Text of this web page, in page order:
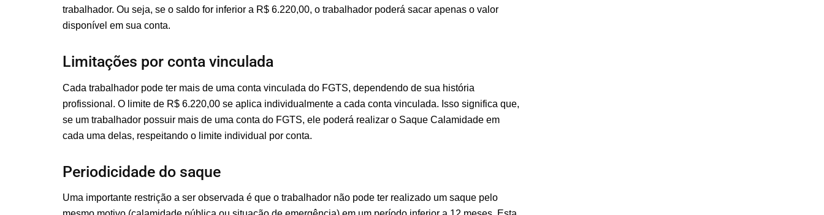
trabalhador. Ou seja, se o saldo for inferior a R$ 6.220,00, o trabalhador poderá sacar apenas o valor
disponível em sua conta.
Limitações por conta vinculada
Cada trabalhador pode ter mais de uma conta vinculada do FGTS, dependendo de sua história
profissional. O limite de R$ 6.220,00 se aplica individualmente a cada conta vinculada. Isso significa que,
se um trabalhador possuir mais de uma conta do FGTS, ele poderá realizar o Saque Calamidade em
cada uma delas, respeitando o limite individual por conta.
Periodicidade do saque
Uma importante restrição a ser observada é que o trabalhador não pode ter realizado um saque pelo